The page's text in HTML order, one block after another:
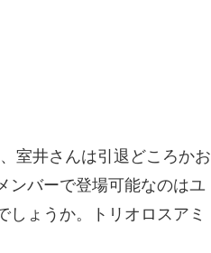
室井さんは引退どころかお
ンバーで登場可能なのはユ
ょうか。トリオロスアミ